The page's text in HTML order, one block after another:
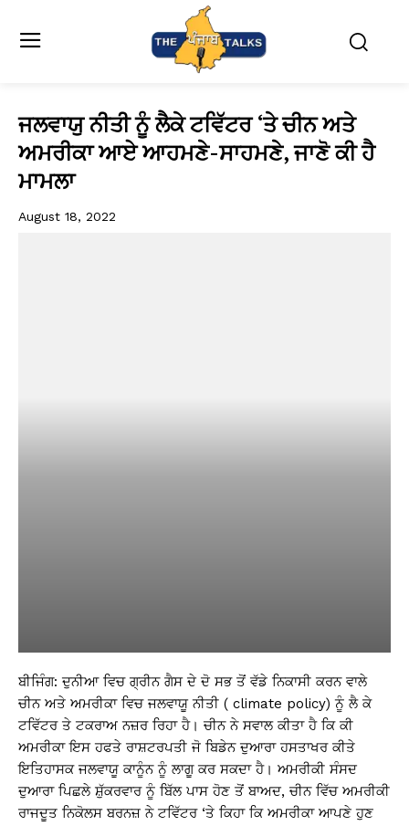
ਜਲਵਾਯੁ ਨੀਤੀ ਨੂੰ ਲੈਕੇ ਟਵਿੱਟਰ ‘ਤੇ ਚੀਨ ਅਤੇ
ਅਮਰੀਕਾ ਆਏ ਆਹਮਣੇ-ਸਾਹਮਣੇ, ਜਾਣੋ ਕੀ ਹੈ
ਮਾਮਲਾ
August 18, 2022
ਬੀਜਿੰਗ: ਦੁਨੀਆ ਵਿਚ ਗ੍ਰੀਨ ਗੈਸ ਦੇ ਦੋ ਸਭ ਤੋਂ ਵੱਡੇ ਨਿਕਾਸੀ ਕਰਨ ਵਾਲੇ
ਚੀਨ ਅਤੇ ਅਮਰੀਕਾ ਵਿਚ ਜਲਵਾਯੂ ਨੀਤੀ ( climate policy) ਨੂੰ ਲੈ ਕੇ
ਟਵਿੱਟਰ ਤੇ ਟਕਰਾਅ ਨਜ਼ਰ ਰਿਹਾ ਹੈ। ਚੀਨ ਨੇ ਸਵਾਲ ਕੀਤਾ ਹੈ ਕਿ ਕੀ
ਅਮਰੀਕਾ ਇਸ ਹਫਤੇ ਰਾਸ਼ਟਰਪਤੀ ਜੋ ਬਿਡੇਨ ਦੁਆਰਾ ਹਸਤਾਖਰ ਕੀਤੇ
ਇਤਿਹਾਸਕ ਜਲਵਾਯੂ ਕਾਨੂੰਨ ਨੂੰ ਲਾਗੂ ਕਰ ਸਕਦਾ ਹੈ। ਅਮਰੀਕੀ ਸੰਸਦ
ਦੁਆਰਾ ਪਿਛਲੇ ਸ਼ੁੱਕਰਵਾਰ ਨੂੰ ਬਿੱਲ ਪਾਸ ਹੋਣ ਤੋਂ ਬਾਅਦ, ਚੀਨ ਵਿੱਚ ਅਮਰੀਕੀ
ਰਾਜਦੂਤ ਨਿਕੋਲਸ ਬਰਨਜ਼ ਨੇ ਟਵਿੱਟਰ ‘ਤੇ ਕਿਹਾ ਕਿ ਅਮਰੀਕਾ ਆਪਣੇ ਹੁਣ